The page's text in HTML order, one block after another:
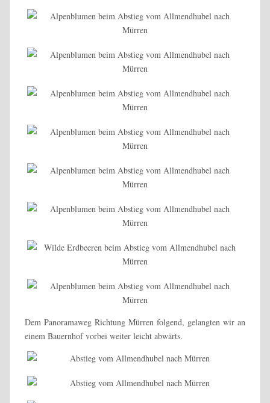
Dem Panoramaweg Richtung Mürren folgend, gelangten wir an
einem Bauernhof vorbei weiter leicht abwärts.